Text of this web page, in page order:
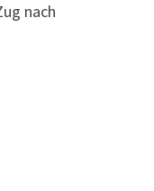
nach